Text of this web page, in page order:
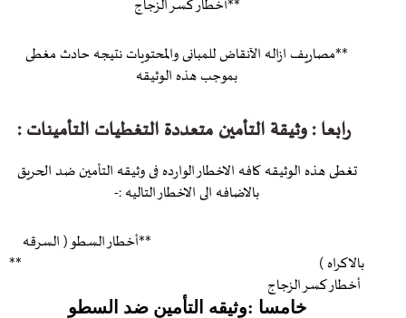
**أخطار كسر الزجاج
**مصاريف ازاله الآنقاض للمبانى والمحتويات نتيجه حادث مغطى
بموجب هذه الوثيقه
رابعا : وثيقة التأمين متعددة التغطيات التأمينات :
تغطى هذه الوثيقه كافه الاخطار الوارده فى وثيقه التأمين ضد الحريق
بالاضافه الى الاخطار التاليه :-
**أخطار السطو ( السرقه
بالاكراه ) **
أخطار كسر الزجاج
خامسا :وثيقه التأمين ضد السطو